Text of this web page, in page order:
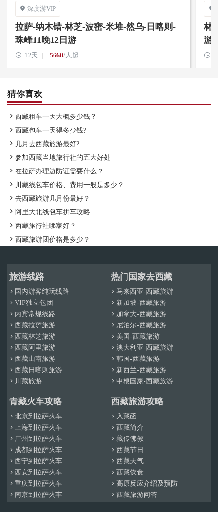
 深度游VIP
拉萨-纳木错-林芝-波密-米堆-然乌-日喀则-
珠峰11晚12日游
 12天 5660/人起

林
游

猜你喜欢
 西藏租车一天大概多少钱？
 西藏包车一天得多少钱?
 几月去西藏旅游最好?
 参加西藏当地旅行社的五大好处
 在拉萨办理边防证需要什么？
 川藏线包车价格、费用一般是多少？
 去西藏旅游几月份最好？
 阿里大北线包车拼车攻略
 西藏旅行社哪家好？
 西藏旅游团价格是多少？
旅游线路
 国内游客纯玩线路
 VIP独立包团
 内宾常规线路
 西藏拉萨旅游
 西藏林芝旅游
 西藏阿里旅游
 西藏山南旅游
 西藏日喀则旅游
 川藏旅游
热门国家去西藏
 马来西亚-西藏旅游
 新加坡-西藏旅游
 加拿大-西藏旅游
 尼泊尔-西藏旅游
 美国-西藏旅游
 澳大利亚-西藏旅游
 韩国-西藏旅游
 新西兰-西藏旅游
 申根国家-西藏旅游
青藏火车攻略
 北京到拉萨火车
 上海到拉萨火车
 广州到拉萨火车
 成都到拉萨火车
 西宁到拉萨火车
 西安到拉萨火车
 重庆到拉萨火车
 南京到拉萨火车
西藏旅游攻略
 入藏函
 西藏简介
 藏传佛教
 西藏节日
 西藏天气
 西藏饮食
 高原反应介绍及预防
 西藏旅游问答